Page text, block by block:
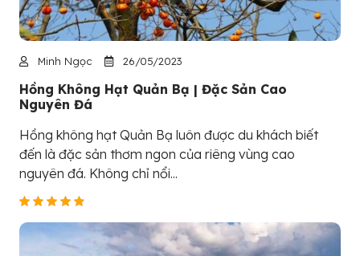
Minh Ngọc 26/05/2023
Hồng Không Hạt Quản Bạ | Đặc Sản Cao
Nguyên Đá
Hồng không hạt Quản Bạ luôn được du khách biết
đến là đặc sản thơm ngon của riêng vùng cao
nguyên đá. Không chỉ nổi...